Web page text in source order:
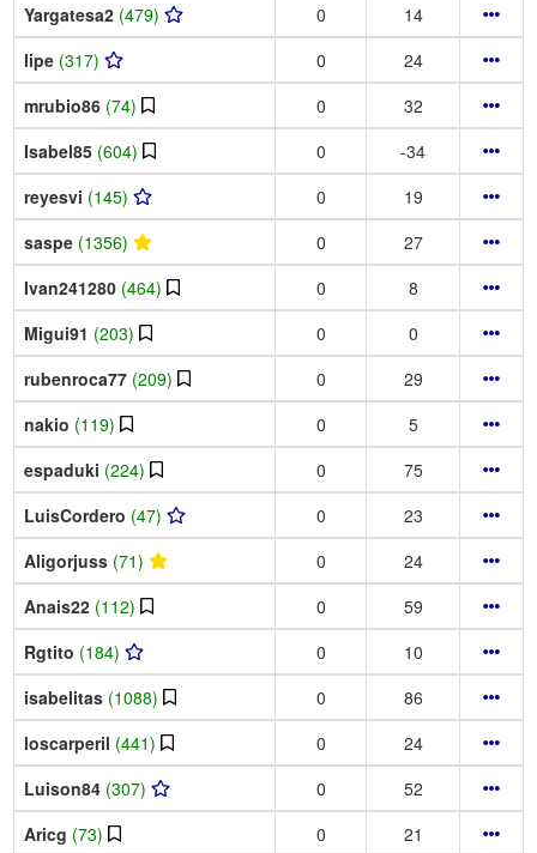
Yargatesa2 (479) 0
14
lipe (317) 0
24
mrubio86 (74) 0
32
Isabel85 (604) 0
-34
reyesvi (145) 0
19
saspe (1356) 0
27
Ivan241280 (464) 0
8
Migui91 (203) 0
0
rubenroca77 (209) 0
29
nakio (119) 0
5
espaduki (224) 0
75
LuisCordero (47) 0
23
Aligorjuss (71) 0
24
Anais22 (112) 0
59
Rgtito (184) 0
10
isabelitas (1088) 0
86
loscarperil (441) 0
24
Luison84 (307) 0
52
Aricg (73) 0
21